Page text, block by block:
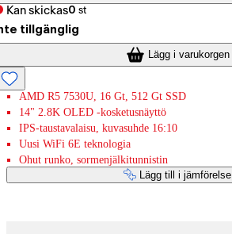
Kan skickas0 st
tillgänglig
Lägg i varukorgen
AMD R5 7530U, 16 Gt, 512 Gt SSD
14" 2.8K OLED -kosketusnäyttö
IPS-taustavalaisu, kuvasuhde 16:10
Uusi WiFi 6E teknologia
Ohut runko, sormenjälkitunnistin
Lägg till i jämförelse